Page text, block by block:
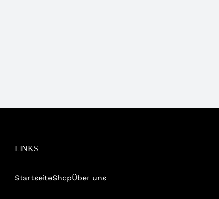
LINKS
StartseiteShopÜber uns